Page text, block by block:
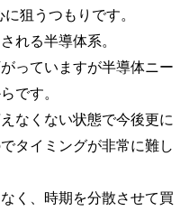
狙うつもりです。
れる半導体系。
っていますが半導体ニー
です。
なくない状態で今後更に
タイミングが非常に難し
く、時期を分散させて買